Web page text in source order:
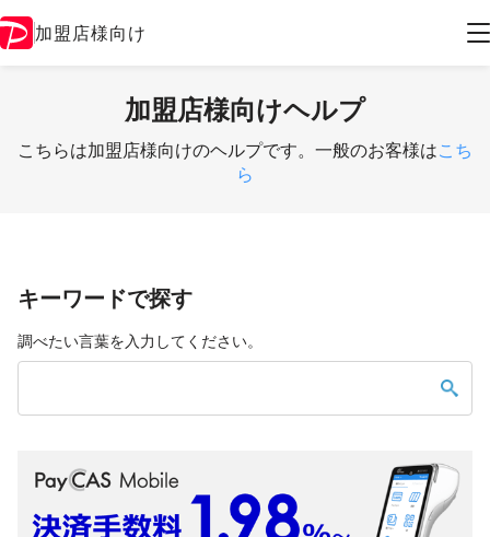
加盟店様向け
加盟店様向けヘルプ
こちらは加盟店様向けのヘルプです。一般のお客様はこち
ら
キーワードで探す
調べたい言葉を入力してください。